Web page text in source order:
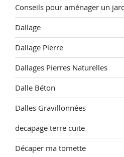
Conseils pour aménager un
Dallage
Dallage Pierre
Dallages Pierres Naturelles
Dalle Béton
Dalles Gravillonnées
decapage terre cuite
Décaper ma tomette